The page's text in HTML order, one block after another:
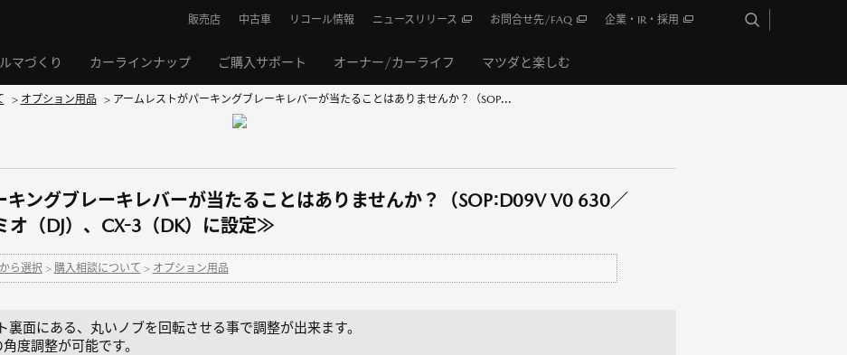
マづくり カーラインナップ ご購入サポート オーナー/カーライフ マツダと楽しむ
販売店 中古車 リコール情報 ニュースリリース お問合せ先/FAQ 企業・IR・採用
> オプション用品 > アームレストがパーキングブレーキレバーが当たることはありませんか？（SOP...
キングブレーキレバーが当たることはありませんか？（SOP:D09V V0 630／
（DJ）、CX-3（DK）に設定≫
ら選択 > 購入相談について > オプション用品
裏面にある、丸いノブを回転させる事で調整が出来ます。
度調整が可能です。